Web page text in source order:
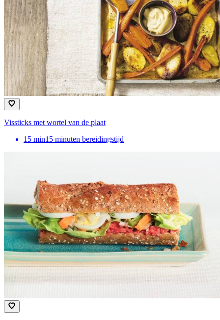
Vissticks met wortel van de plaat
15 min15 minuten bereidingstijd